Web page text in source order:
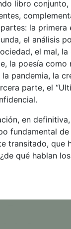
libro
la primera
el análisis
el mal,
la poesía como
la pandemia, la
parte, el
en
fundamental
transitado, que
qué hablan